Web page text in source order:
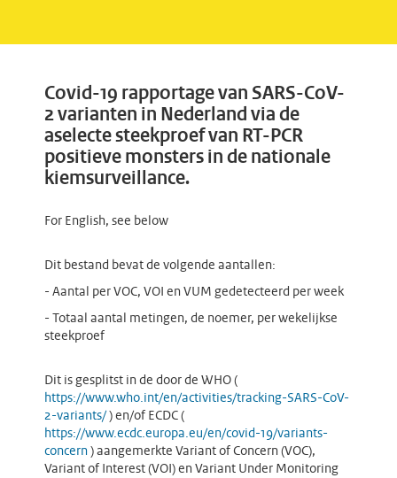
Covid-19 rapportage van SARS-CoV-
2 varianten in Nederland via de
aselecte steekproef van RT-PCR
positieve monsters in de nationale
kiemsurveillance.
For English, see below
Dit bestand bevat de volgende aantallen:
- Aantal per VOC, VOI en VUM gedetecteerd per week
- Totaal aantal metingen, de noemer, per wekelijkse
steekproef
Dit is gesplitst in de door de WHO (
https://www.who.int/en/activities/tracking-SARS-CoV-
2-variants/ ) en/of ECDC (
https://www.ecdc.europa.eu/en/covid-19/variants-
concern ) aangemerkte Variant of Concern (VOC),
Variant of Interest (VOI) en Variant Under Monitoring